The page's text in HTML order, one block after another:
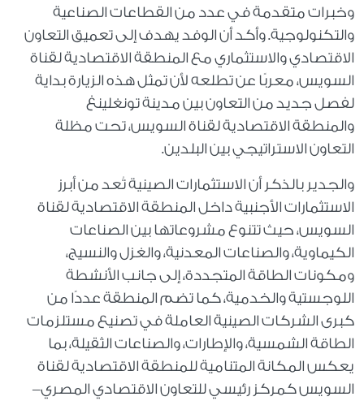
وخبرات متقدمة في عدد من القطاعات الصناعية
والتكنولوجية. وأكد أن الوفد يهدف إلى تعميق التعاون
الاقتصادي والاستثماري مع المنطقة الاقتصادية لقناة
السويس، معربًا عن تطلعه لأن تمثل هذه الزيارة بداية
لفصل جديد من التعاون بين مدينة تونغلينغ
والمنطقة الاقتصادية لقناة السويس، تحت مظلة
التعاون الاستراتيجي بين البلدين.
والجدير بالذكر أن الاستثمارات الصينية تُعد من أبرز
الاستثمارات الأجنبية داخل المنطقة الاقتصادية لقناة
السويس، حيث تتنوع مشروعاتها بين الصناعات
الكيماوية، والصناعات المعدنية، والغزل والنسيج،
ومكونات الطاقة المتجددة، إلى جانب الأنشطة
اللوجستية والخدمية، كما تضم المنطقة عددًا من
كبرى الشركات الصينية العاملة في تصنيع مستلزمات
الطاقة الشمسية، والإطارات، والصناعات الثقيلة، بما
يعكس المكانة المتنامية للمنطقة الاقتصادية لقناة
السويس كمركز رئيسي للتعاون الاقتصادي المصري–